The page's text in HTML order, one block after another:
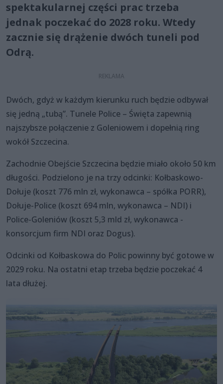
spektakularnej części prac trzeba
jednak poczekać do 2028 roku. Wtedy
zacznie się drążenie dwóch tuneli pod
Odrą.
Dwóch, gdyż w każdym kierunku ruch będzie odbywał
się jedną „tubą”. Tunele Police – Święta zapewnią
najszybsze połączenie z Goleniowem i dopełnią ring
wokół Szczecina.
Zachodnie Obejście Szczecina będzie miało około 50 km
długości. Podzielono je na trzy odcinki: Kołbaskowo-
Dołuje (koszt 776 mln zł, wykonawca – spółka PORR),
Dołuje-Police (koszt 694 mln, wykonawca – NDI) i
Police-Goleniów (koszt 5,3 mld zł, wykonawca -
konsorcjum firm NDI oraz Dogus).
Odcinki od Kołbaskowa do Polic powinny być gotowe w
2029 roku. Na ostatni etap trzeba będzie poczekać 4
lata dłużej.